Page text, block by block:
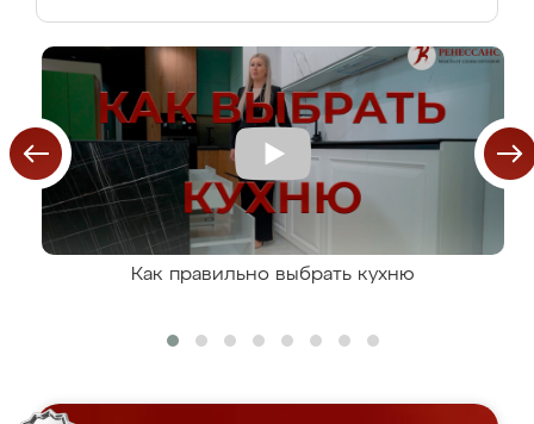
Как правильно выбрать кухню